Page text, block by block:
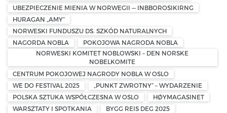
UBEZPIECZENIE MIENIA W NORWEGII — INBBOROSIKIRNG
HURAGAN „AMY”
NORWESKI FUNDUSZU DS. SZKÓD NATURALNYCH
NAGORDA NOBLA
POKOJOWA NAGRODA NOBLA
NORWESKI KOMITET NOBLOWSKI – DEN NORSKE
NOBELKOMITE
CENTRUM POKOJOWEJ NAGRODY NOBLA W OSLO
WE DO FESTIVAL 2025
„PUNKT ZWROTNY” – WYDARZENIE
POLSKA SZTUKA WSPÓŁCZESNA W OSLO
HØYMAGASINET
WARSZTATY I SPOTKANIA
BYGG REIS DEG 2025